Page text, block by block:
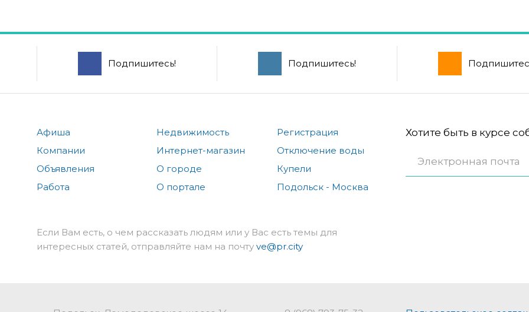
Подпишитесь! Подпишитесь!
Афиша
Компании
Объявления
Работа
Недвижимость
Интернет-магазин
О городе
О портале
Регистрация
Отключение воды
Купели
Подольск - Москва
Хотите быть в курсе
Если Вам есть, о чем рассказать людям или у Вас есть темы для
интересных статей, отправляйте нам на почту ve@pr.city